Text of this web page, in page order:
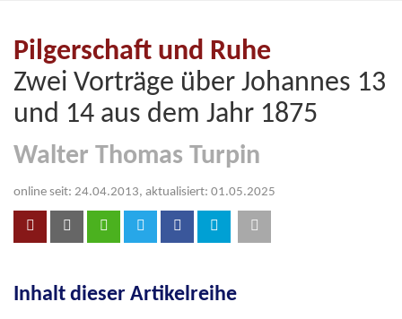
Pilgerschaft und Ruhe
Zwei Vorträge über Johannes 13
und 14 aus dem Jahr 1875
Walter Thomas Turpin
online seit: 24.04.2013, aktualisiert: 01.05.2025
Inhalt dieser Artikelreihe